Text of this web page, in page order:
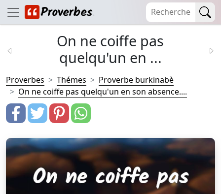
On ne coiffe pas
quelqu'un en ...
Proverbes Thémes
Proverbe burkinabè
On ne coiffe pas quelqu'un en son absence....